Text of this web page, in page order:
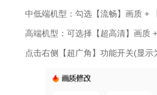
中低端机型：勾选【流畅】画质 +
高端机型：可选择【超高清】画质
点击右侧【超广角】功能开关(显示